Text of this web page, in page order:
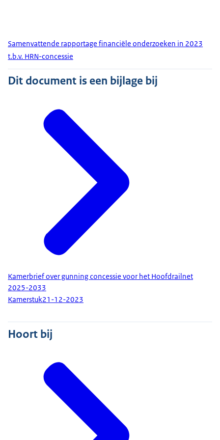
Samenvattende rapportage financiële onderzoeken in 2023
t.b.v. HRN-concessie
Dit document is een bijlage bij
Kamerbrief over gunning concessie voor het Hoofdrailnet
2025-2033
Kamerstuk21-12-2023
Hoort bij